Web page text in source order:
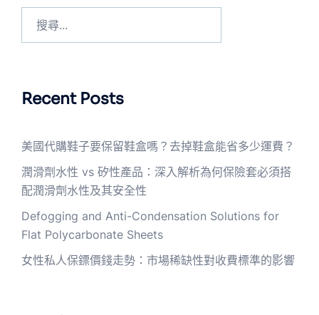
Recent Posts
美國代購鞋子要保留鞋盒嗎？去掉鞋盒能省多少運費？
潤滑劑水性 vs 矽性產品：深入解析為何保險套必須搭
配潤滑劑水性及其安全性
Defogging and Anti-Condensation Solutions for
Flat Polycarbonate Sheets
女性私人保鏢價錢走勢：市場稀缺性對收費標準的影響